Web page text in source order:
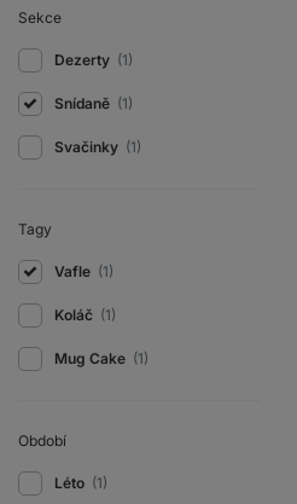
Sekce
Dezerty (1)
Snídaně (1)
Svačinky (1)
Tagy
Vafle (1)
Koláč (1)
Mug Cake (1)
Období
Léto (1)